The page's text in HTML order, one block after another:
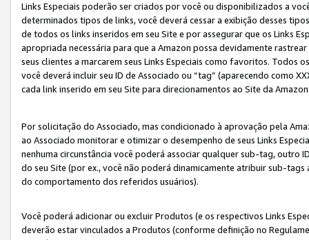
Links Especiais poderão ser criados por você ou disponibilizados a
determinados tipos de links, você deverá cessar a exibição desses
de todos os links inseridos em seu Site e por assegurar que os Links
apropriada necessária para que a Amazon possa devidamente
seus clientes a marcarem seus Links Especiais como favoritos. Todos
você deverá incluir seu ID de Associado ou “tag” (aparecendo como
cada link inserido em seu Site para direcionamentos ao Site da
Por solicitação do Associado, mas condicionado à aprovação pela
ao Associado monitorar e otimizar o desempenho de seus Links
nenhuma circunstância você poderá associar qualquer sub-tag,
do seu Site (por ex., você não poderá dinamicamente atribuir sub-
do comportamento dos referidos usuários).
Você poderá adicionar ou excluir Produtos (e os respectivos Links
deverão estar vinculados a Produtos (conforme definição no